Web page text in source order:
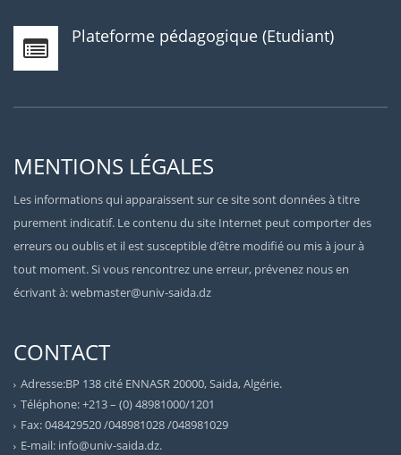
Plateforme pédagogique (Etudiant)
MENTIONS LÉGALES
Les informations qui apparaissent sur ce site sont données à titre
purement indicatif. Le contenu du site Internet peut comporter des
erreurs ou oublis et il est susceptible d’être modifié ou mis à jour à
tout moment. Si vous rencontrez une erreur, prévenez nous en
écrivant à: webmaster@univ-saida.dz
CONTACT
Adresse:BP 138 cité ENNASR 20000, Saida, Algérie.
Téléphone: +213 – (0) 48981000/1201
Fax: 048429520 /048981028 /048981029
E-mail: info@univ-saida.dz.